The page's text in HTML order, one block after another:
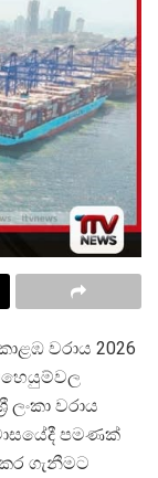
වරාය 2026
රී ලංකා වරාය
මාසයේදී පමණක්
ගැනීමට